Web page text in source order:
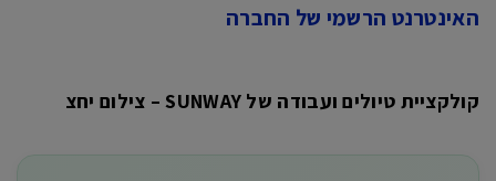
האינטרנט הרשמי של החברה
קולקציית טיולים ועבודה של SUNWAY – צילום יחצ